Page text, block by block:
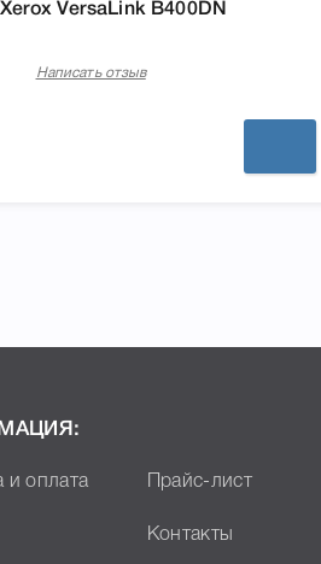
Xerox VersaLink B400DN
Написать отзыв
и оплата Прайс-лист
Контакты